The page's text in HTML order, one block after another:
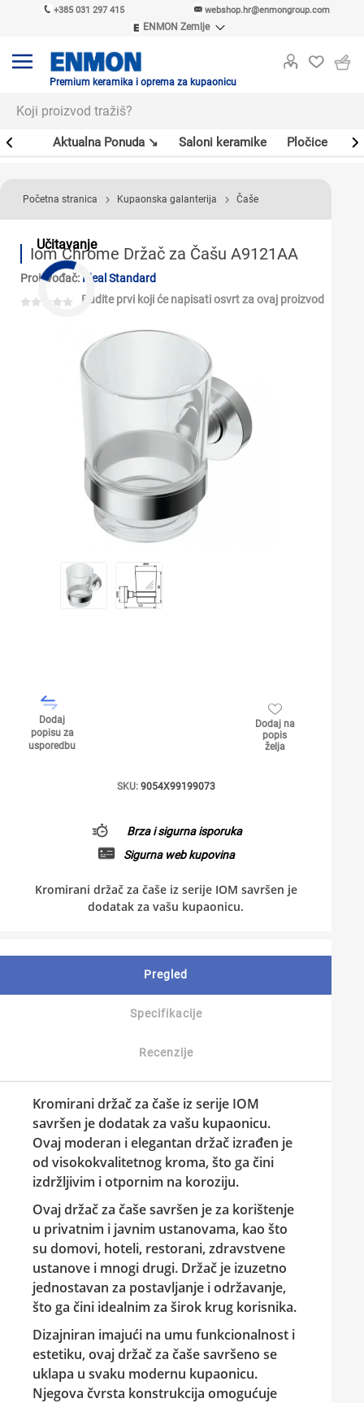
+385 031 297 415 webshop.hr@enmongroup.com
ENMON Zemlje
ENMON MKD
Premium keramika i oprema za kupaonicu
Aktualna Ponuda ↘ Saloni keramike Pločice
Učitavanje
Početna stranica Kupaonska galanterija Čaše
Iom Chrome Držač za Čašu A9121AA
Proizvođač: Ideal Standard
Budite prvi koji će napisati osvrt za ovaj proizvod
Dodaj
popisu za
usporedbu
Dodaj na
popis
želja
SKU: 9054X99199073
Brza i sigurna isporuka
Sigurna web kupovina
Kromirani držač za čaše iz serije IOM savršen je
dodatak za vašu kupaonicu.
Pregled
Specifikacije
Recenzije
Kromirani držač za čaše iz serije IOM
savršen je dodatak za vašu kupaonicu.
Ovaj moderan i elegantan držač izrađen je
od visokokvalitetnog kroma, što ga čini
izdržljivim i otpornim na koroziju.
Ovaj držač za čaše savršen je za korištenje
u privatnim i javnim ustanovama, kao što
su domovi, hoteli, restorani, zdravstvene
ustanove i mnogi drugi. Držač je izuzetno
jednostavan za postavljanje i održavanje,
što ga čini idealnim za širok krug korisnika.
Dizajniran imajući na umu funkcionalnost i
estetiku, ovaj držač za čaše savršeno se
uklapa u svaku modernu kupaonicu.
Njegova čvrsta konstrukcija omogućuje